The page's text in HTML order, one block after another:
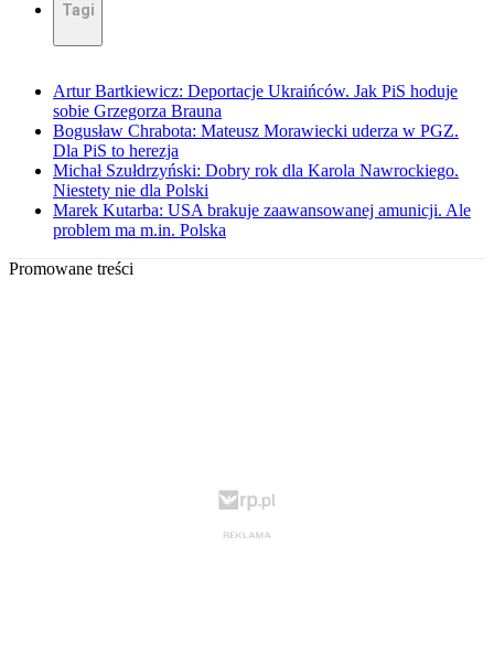
Tagi
Artur Bartkiewicz: Deportacje Ukraińców. Jak PiS hoduje
sobie Grzegorza Brauna
Bogusław Chrabota: Mateusz Morawiecki uderza w PGZ.
Dla PiS to herezja
Michał Szułdrzyński: Dobry rok dla Karola Nawrockiego.
Niestety nie dla Polski
Marek Kutarba: USA brakuje zaawansowanej amunicji. Ale
problem ma m.in. Polska
Promowane treści